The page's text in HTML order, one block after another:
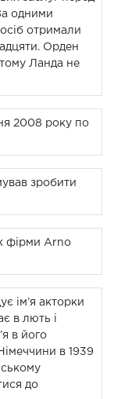
одними
отримали
Орден
Ланда не
2008 року по
зробити
фірми Arno
ім’я акторки
в лють і
в його
в 1939
до